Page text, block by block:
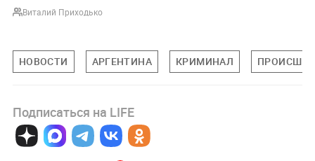
Виталий Приходько
НОВОСТИ АРГЕНТИНА КРИМИНАЛ
Подписаться на LIFE